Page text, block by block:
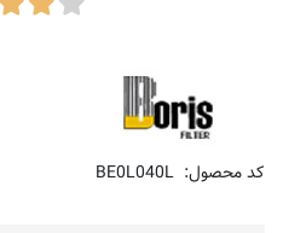
کد محصول: BE0L040L